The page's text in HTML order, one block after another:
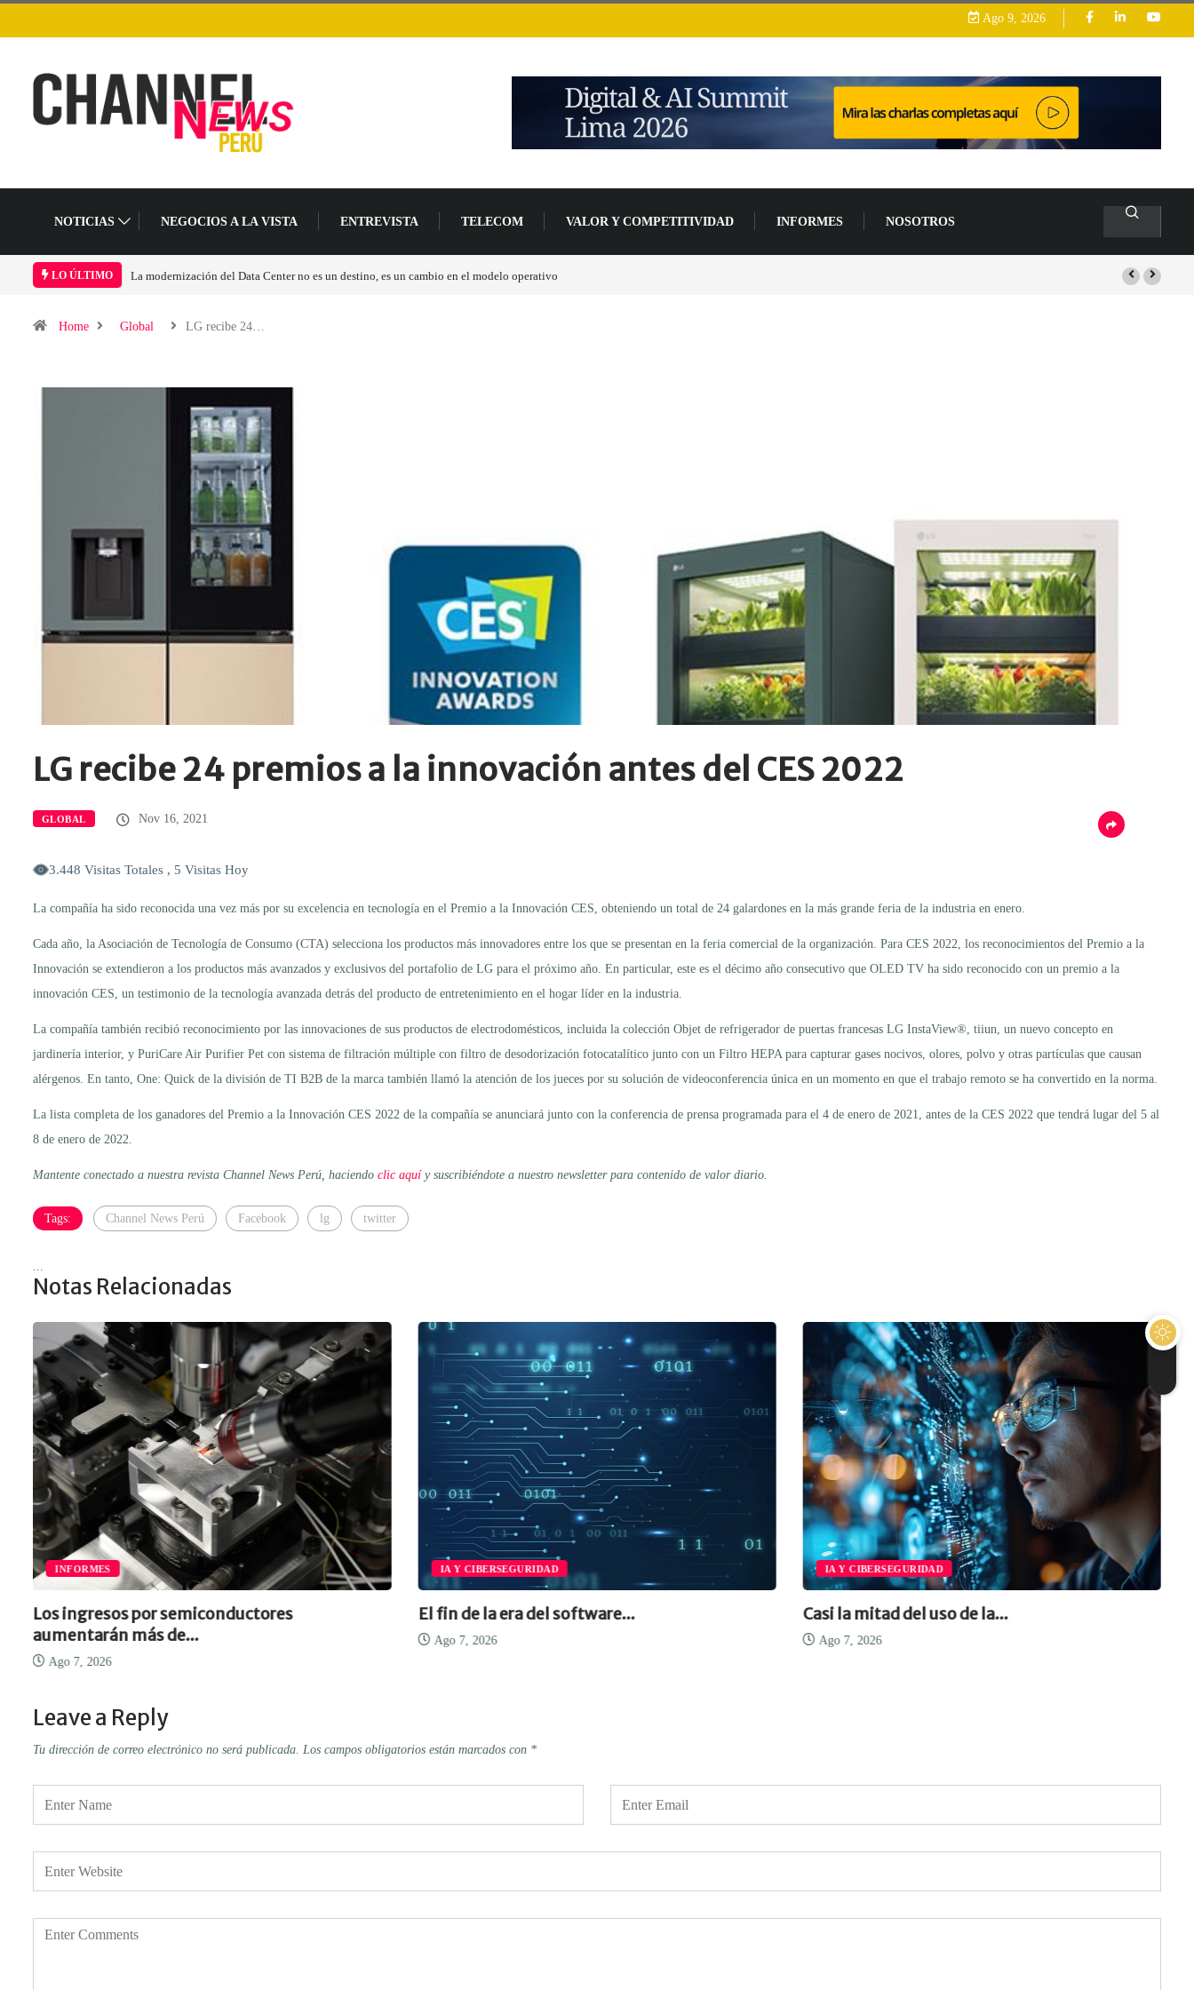
Ago 9, 2026
NOTICIAS NEGOCIOS A LA VISTA ENTREVISTA TELECOM VALOR Y COMPETITIVIDAD INFORMES NOSOTROS
LO ÚLTIMO La modernización del Data Center no es un destino, es un cambio en el modelo operativo
Home Global LG recibe 24…
LG recibe 24 premios a la innovación antes del CES 2022
GLOBAL Nov 16, 2021
3.448 Visitas Totales , 5 Visitas Hoy
La compañía ha sido reconocida una vez más por su excelencia en tecnología en el Premio a la Innovación CES, obteniendo un total de 24 galardones en la más grande feria de la industria en enero.
Cada año, la Asociación de Tecnología de Consumo (CTA) selecciona los productos más innovadores entre los que se presentan en la feria comercial de la organización. Para CES 2022, los reconocimientos del Premio a la
Innovación se extendieron a los productos más avanzados y exclusivos del portafolio de LG para el próximo año. En particular, este es el décimo año consecutivo que OLED TV ha sido reconocido con un premio a la
innovación CES, un testimonio de la tecnología avanzada detrás del producto de entretenimiento en el hogar líder en la industria.
La compañía también recibió reconocimiento por las innovaciones de sus productos de electrodomésticos, incluida la colección Objet de refrigerador de puertas francesas LG InstaView®, tiiun, un nuevo concepto en
jardinería interior, y PuriCare Air Purifier Pet con sistema de filtración múltiple con filtro de desodorización fotocatalítico junto con un Filtro HEPA para capturar gases nocivos, olores, polvo y otras partículas que causan
alérgenos. En tanto, One: Quick de la división de TI B2B de la marca también llamó la atención de los jueces por su solución de videoconferencia única en un momento en que el trabajo remoto se ha convertido en la norma.
La lista completa de los ganadores del Premio a la Innovación CES 2022 de la compañía se anunciará junto con la conferencia de prensa programada para el 4 de enero de 2021, antes de la CES 2022 que tendrá lugar del 5 al
8 de enero de 2022.
Mantente conectado a nuestra revista Channel News Perú, haciendo clic aquíy suscribiéndote a nuestro newsletter para contenido de valor diario.
Tags: Channel News Perú Facebook lg twitter
Notas Relacionadas
INFORMES
Los ingresos por semiconductores
aumentarán más de...
Ago 7, 2026
IA Y CIBERSEGURIDAD
El fin de la era del software...
Ago 7, 2026
IA Y CIBERSEGURIDAD
Casi la mitad del uso de la...
Ago 7, 2026
Leave a Reply
Tu dirección de correo electrónico no será publicada. Los campos obligatorios están marcados con *